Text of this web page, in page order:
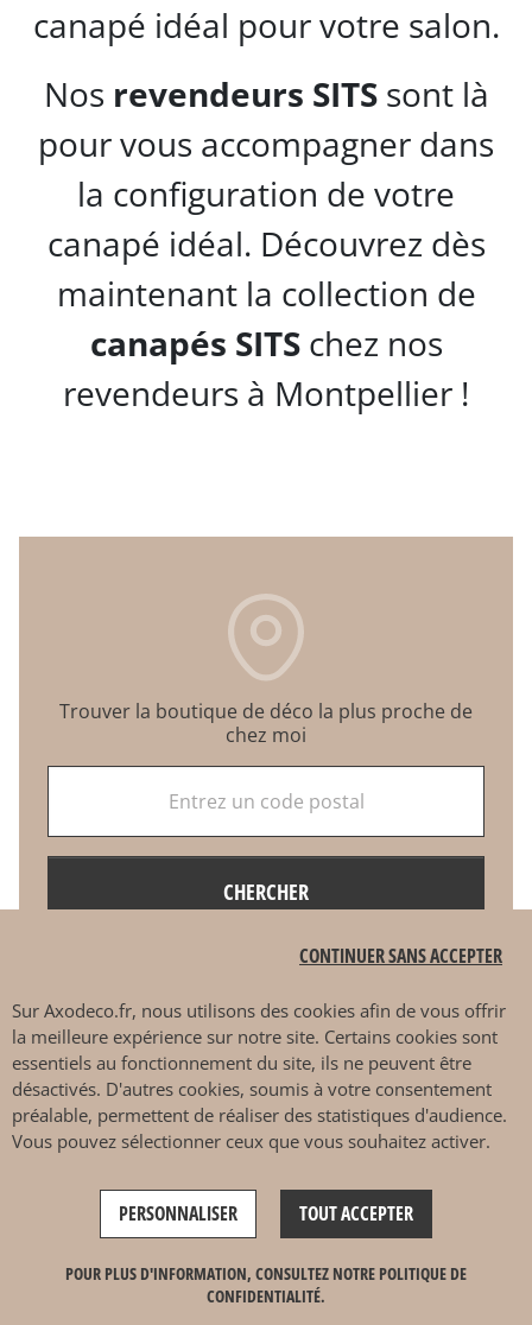
canapé idéal pour votre salon.
Nos revendeurs SITSsont là
pour vous accompagner dans
la configuration de votre
canapé idéal. Découvrez dès
maintenant la collection de
canapés SITSchez nos
revendeurs à Montpellier !
Trouver la boutique de déco la plus proche de
chez moi
CHERCHER
AXODECO.FR
liens utiles
Le concept
Politique de confidentialité
Sur Axodeco.fr, nous utilisons des cookies afin de vous offrir
la meilleure expérience sur notre site. Certains cookies sont
essentiels au fonctionnement du site, ils ne peuvent être
désactivés. D'autres cookies, soumis à votre consentement
préalable, permettent de réaliser des statistiques d'audience.
Vous pouvez sélectionner ceux que vous souhaitez activer.
TOUT ACCEPTER
CONTINUER SANS ACCEPTER
PERSONNALISER
POUR PLUS D'INFORMATION, CONSULTEZ NOTRE POLITIQUE DE
CONFIDENTIALITÉ.